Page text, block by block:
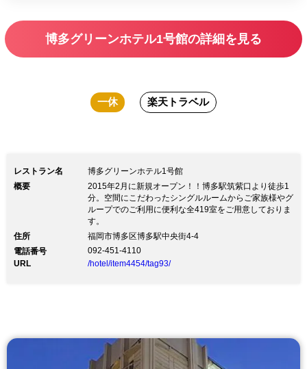
博多グリーンホテル1号館の詳細を見る
一休 楽天トラベル
レストラン名
博多グリーンホテル1号館
概要
2015年2月に新規オープン！！博多駅筑紫口より徒歩1
分。空間にこだわったシングルルームからご家族様やグ
ループでのご利用に便利な全419室をご用意しておりま
す。
住所
福岡市博多区博多駅中央街4-4
電話番号
092-451-4110
URL
/hotel/item4454/tag93/